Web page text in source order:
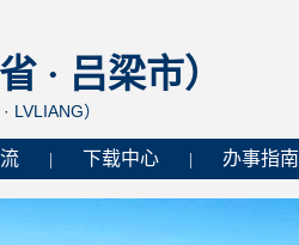
· 吕梁市）
LVLIANG）
下载中心 办事指南